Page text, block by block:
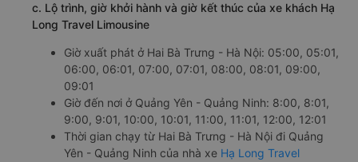
c. Lộ trình, giờ khởi hành và giờ kết thúc của xe khách Hạ
Long Travel Limousine
Giờ xuất phát ở Hai Bà Trưng - Hà Nội: 05:00, 05:01,
06:00, 06:01, 07:00, 07:01, 08:00, 08:01, 09:00,
09:01
Giờ đến nơi ở Quảng Yên - Quảng Ninh: 8:00, 8:01,
9:00, 9:01, 10:00, 10:01, 11:00, 11:01, 12:00, 12:01
Thời gian chạy từ Hai Bà Trưng - Hà Nội đi Quảng
Yên - Quảng Ninh của nhà xe Hạ Long Travel